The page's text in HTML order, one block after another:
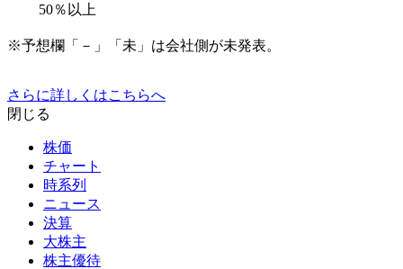
50％以上
※予想欄「－」「未」は会社側が未発表。
さらに詳しくはこちらへ
閉じる
株価
チャート
時系列
ニュース
決算
大株主
株主優待